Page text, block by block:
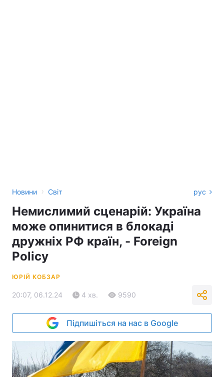
Новини › Світ рус
Немислимий сценарій: Україна
може опинитися в блокаді
дружніх РФ країн, - Foreign
Policy
ЮРІЙ КОБЗАР
20:07, 06.12.24 4 хв. 9590
Підпишіться на нас в Google